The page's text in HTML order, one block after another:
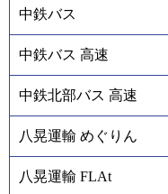
中鉄バス
中鉄バス 高速
中鉄北部バス 高速
八晃運輸 めぐりん
八晃運輸 FLAt